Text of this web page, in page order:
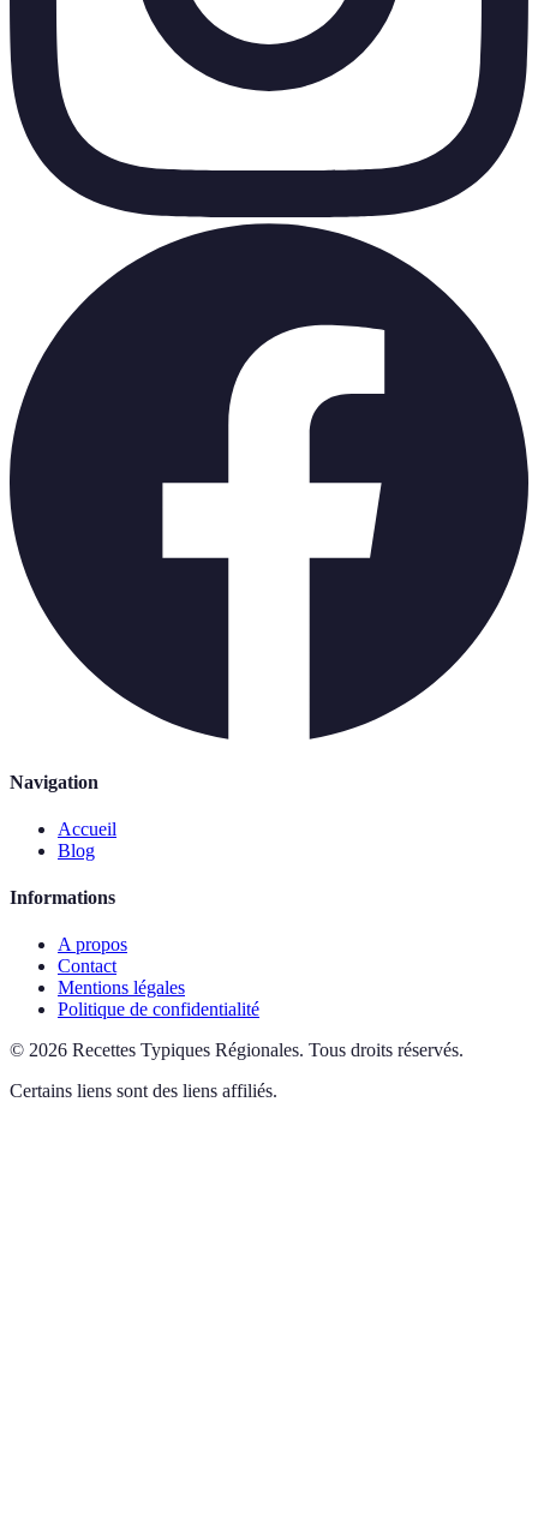
Navigation
Accueil
Blog
Informations
A propos
Contact
Mentions légales
Politique de confidentialité
© 2026 Recettes Typiques Régionales. Tous droits réservés.
Certains liens sont des liens affiliés.